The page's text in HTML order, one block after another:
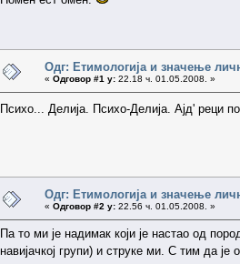
Одг: Етимологија и значење
« Одговор #1 у: 22.18 ч. 01.05.2008. »
Психо... Делија. Психо-Делија. Ајд' реци
Одг: Етимологија и значење
« Одговор #2 у: 22.56 ч. 01.05.2008. »
Па то ми је надимак који је настао од
навијачкој групи) и струке ми. С тим да